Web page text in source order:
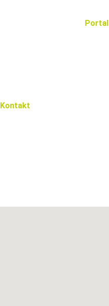
Portal
Kontakt